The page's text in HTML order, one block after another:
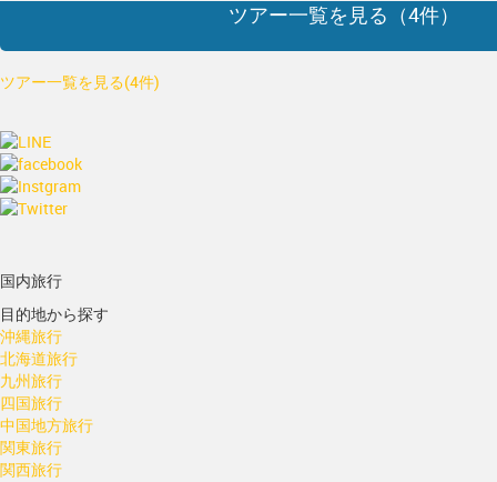
ツアー一覧を見る（4件）
ツアー一覧を見る(4件)
国内旅行
目的地から探す
沖縄旅行
北海道旅行
九州旅行
四国旅行
中国地方旅行
関東旅行
関西旅行